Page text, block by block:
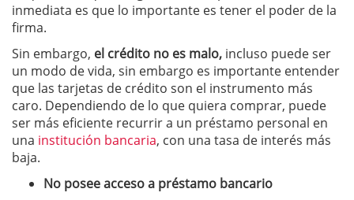
inmediata es que lo importante es tener el poder de la
firma.
Sin embargo, el crédito no es malo, incluso puede ser
un modo de vida, sin embargo es importante entender
que las tarjetas de crédito son el instrumento más
caro. Dependiendo de lo que quiera comprar, puede
ser más eficiente recurrir a un préstamo personal en
una institución bancaria, con una tasa de interés más
baja.
No posee acceso a préstamo bancario